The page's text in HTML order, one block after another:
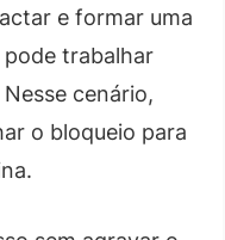
e formar uma
trabalhar
cenário,
o bloqueio para